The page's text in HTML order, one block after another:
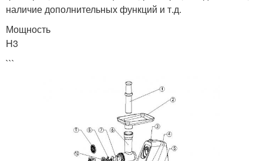
наличие дополнительных функций и т.д.
Мощность
H3
```